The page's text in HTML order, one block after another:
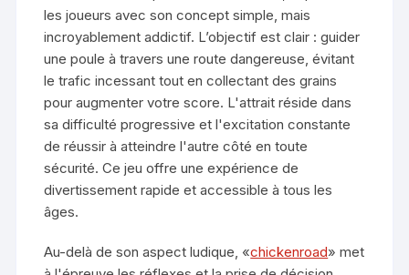
les joueurs avec son concept simple, mais
incroyablement addictif. L’objectif est clair : guider
une poule à travers une route dangereuse, évitant
le trafic incessant tout en collectant des grains
pour augmenter votre score. L'attrait réside dans
sa difficulté progressive et l'excitation constante
de réussir à atteindre l'autre côté en toute
sécurité. Ce jeu offre une expérience de
divertissement rapide et accessible à tous les
âges.
Au-delà de son aspect ludique, «chickenroad» met